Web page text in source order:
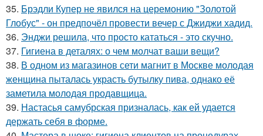
35. Брэдли Купер не явился на церемонию "Золотой
Глобус" - он предпочёл провести вечер с Джиджи хадид.
36. Энджи решила, что просто кататься - это скучно.
37. Гигиена в деталях: о чем молчат ваши вещи?
38. В одном из магазинов сети магнит в Москве молодая
женщина пыталась украсть бутылку пива, однако её
заметила молодая продавщица.
39. Настасья самубрская призналась, как ей удается
держать себя в форме.